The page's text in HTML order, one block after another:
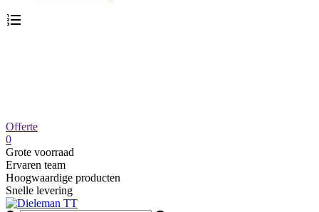
Offerte
0
Grote voorraad
Ervaren team
Hoogwaardige producten
Snelle levering